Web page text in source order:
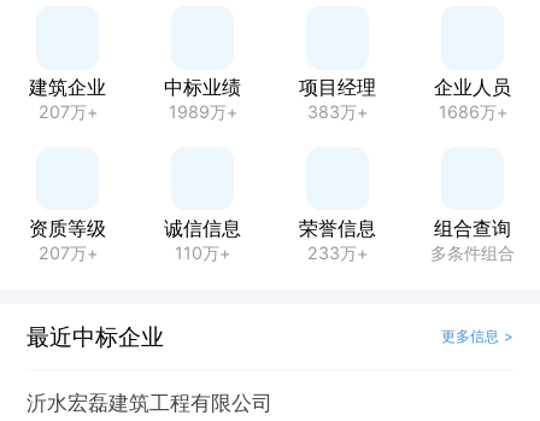
建筑企业
207万+
中标业绩
1989万+
项目经理
383万+
企业人员
1686万+
资质等级
207万+
诚信信息
110万+
荣誉信息
233万+
组合查询
多条件组合
最近中标企业 更多信息 >
沂水宏磊建筑工程有限公司